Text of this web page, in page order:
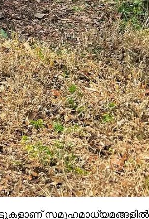
സമൂഹമാധ്യമങ്ങളില്‍